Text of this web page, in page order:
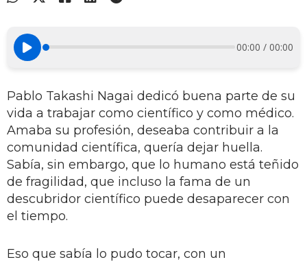
00:00 / 00:00
Pablo Takashi Nagai dedicó buena parte de su
vida a trabajar como científico y como médico.
Amaba su profesión, deseaba contribuir a la
comunidad científica, quería dejar huella.
Sabía, sin embargo, que lo humano está teñido
de fragilidad, que incluso la fama de un
descubridor científico puede desaparecer con
el tiempo.
Eso que sabía lo pudo tocar, con un